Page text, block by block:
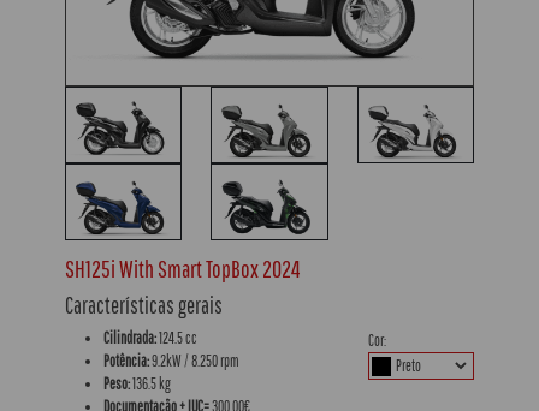
SH125i With Smart TopBox 2024
Características gerais
Cilindrada:124.5 cc
Potência:9.2kW / 8.250 rpm
Peso:136.5 kg
Documentação + IUC=300,00€
Cor: